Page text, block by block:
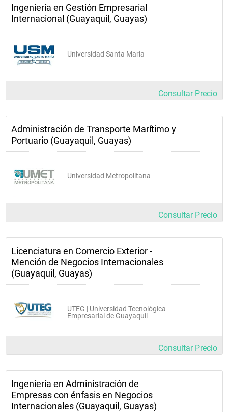
Ingeniería en Gestión Empresarial
Internacional (Guayaquil, Guayas)
Universidad Santa Maria
Consultar Precio
Administración de Transporte Marítimo y
Portuario (Guayaquil, Guayas)
Universidad Metropolitana
Consultar Precio
Licenciatura en Comercio Exterior -
Mención de Negocios Internacionales
(Guayaquil, Guayas)
UTEG | Universidad Tecnológica
Empresarial de Guayaquil
Consultar Precio
Ingeniería en Administración de
Empresas con énfasis en Negocios
Internacionales (Guayaquil, Guayas)